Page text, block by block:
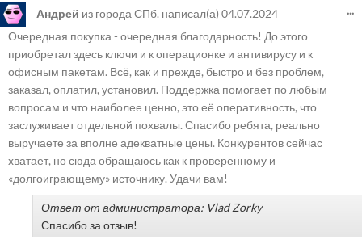
Андрей из города СПб. написал(а) 04.07.2024
Очередная покупка - очередная благодарность! До этого
приобретал здесь ключи и к операционке и антивирусу и к
офисным пакетам. Всё, как и прежде, быстро и без проблем,
заказал, оплатил, установил. Поддержка помогает по любым
вопросам и что наиболее ценно, это её оперативность, что
заслуживает отдельной похвалы. Спасибо ребята, реально
выручаете за вполне адекватные цены. Конкурентов сейчас
хватает, но сюда обращаюсь как к проверенному и
«долгоиграющему» источнику. Удачи вам!
Ответ от администратора: Vlad Zorky
Спасибо за отзыв!
...